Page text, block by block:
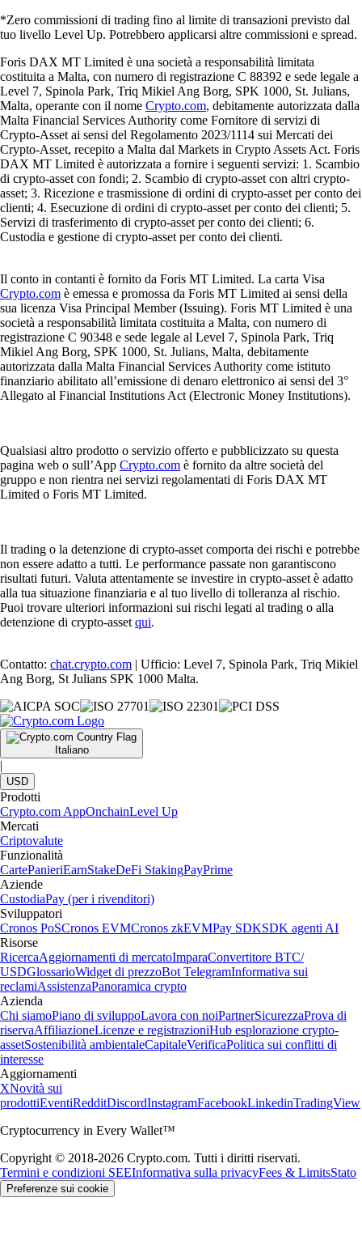
*Zero commissioni di trading fino al limite di transazioni previsto dal
tuo livello Level Up. Potrebbero applicarsi altre commissioni e spread.
Foris DAX MT Limited è una società a responsabilità limitata
costituita a Malta, con numero di registrazione C 88392 e sede legale a
Level 7, Spinola Park, Triq Mikiel Ang Borg, SPK 1000, St. Julians,
Malta, operante con il nome Crypto.com, debitamente autorizzata dalla
Malta Financial Services Authority come Fornitore di servizi di
Crypto-Asset ai sensi del Regolamento 2023/1114 sui Mercati dei
Crypto-Asset, recepito a Malta dal Markets in Crypto Assets Act. Foris
DAX MT Limited è autorizzata a fornire i seguenti servizi: 1. Scambio
di crypto-asset con fondi; 2. Scambio di crypto-asset con altri crypto-
asset; 3. Ricezione e trasmissione di ordini di crypto-asset per conto dei
clienti; 4. Esecuzione di ordini di crypto-asset per conto dei clienti; 5.
Servizi di trasferimento di crypto-asset per conto dei clienti; 6.
Custodia e gestione di crypto-asset per conto dei clienti.
Il conto in contanti è fornito da Foris MT Limited. La carta Visa
Crypto.com è emessa e promossa da Foris MT Limited ai sensi della
sua licenza Visa Principal Member (Issuing). Foris MT Limited è una
società a responsabilità limitata costituita a Malta, con numero di
registrazione C 90348 e sede legale al Level 7, Spinola Park, Triq
Mikiel Ang Borg, SPK 1000, St. Julians, Malta, debitamente
autorizzata dalla Malta Financial Services Authority come istituto
finanziario abilitato all’emissione di denaro elettronico ai sensi del 3°
Allegato al Financial Institutions Act (Electronic Money Institutions).
Qualsiasi altro prodotto o servizio offerto e pubblicizzato su questa
pagina web o sull’App Crypto.com è fornito da altre società del
gruppo e non rientra nei servizi regolamentati di Foris DAX MT
Limited o Foris MT Limited.
Il trading o la detenzione di crypto-asset comporta dei rischi e potrebbe
non essere adatto a tutti. Le performance passate non garantiscono
risultati futuri. Valuta attentamente se investire in crypto-asset è adatto
alla tua situazione finanziaria e al tuo livello di tolleranza al rischio.
Puoi trovare ulteriori informazioni sui rischi legati al trading o alla
detenzione di crypto-asset qui.
Contatto: chat.crypto.com | Ufficio: Level 7, Spinola Park, Triq Mikiel
Ang Borg, St Julians SPK 1000 Malta.
Italiano
|
USD
Prodotti
Crypto.com AppOnchainLevel Up
Mercati
Criptovalute
Funzionalità
CartePanieriEarnStakeDeFi StakingPayPrime
Aziende
CustodiaPay (per i rivenditori)
Sviluppatori
Cronos PoSCronos EVMCronos zkEVMPay SDKSDK agenti AI
Risorse
RicercaAggiornamenti di mercatoImparaConvertitore BTC/
USDGlossarioWidget di prezzoBot TelegramInformativa sui
reclamiAssistenzaPanoramica crypto
Azienda
Chi siamoPiano di sviluppoLavora con noiPartnerSicurezzaProva di
riservaAffiliazioneLicenze e registrazioniHub esplorazione crypto-
assetSostenibilità ambientaleCapitaleVerificaPolitica sui conflitti di
interesse
Aggiornamenti
XNovità sui
prodottiEventiRedditDiscordInstagramFacebookLinkedinTradingView
Cryptocurrency in Every Wallet™
Copyright © 2018-2026 Crypto.com. Tutti i diritti riservati.
Termini e condizioni SEEInformativa sulla privacyFees & LimitsStato
Preferenze sui cookie